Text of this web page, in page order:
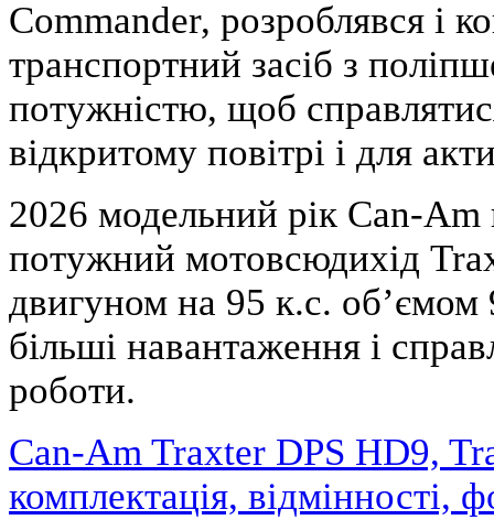
Commander, розроблявся і
транспортний засіб з
потужністю, щоб
відкритому повітрі і для
2026 модельний рік Can-
потужний мотовсюдихід
двигуном на 95 к.с. об’ємом
більші навантаження і
роботи.
Can-Am Traxter DPS HD9,
комплектація, відмінності,